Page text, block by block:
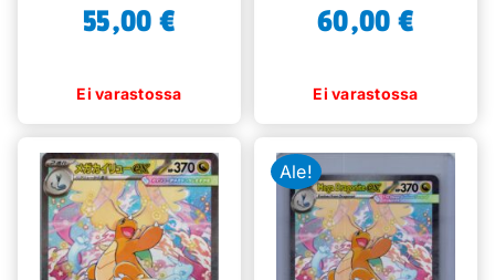
55,00 € 60,00 €
Ale!